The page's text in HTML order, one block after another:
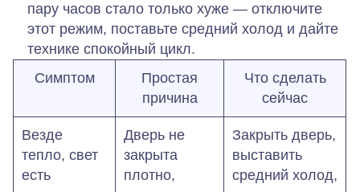
пару часов стало только хуже — отключите
этот режим, поставьте средний холод и дайте
технике спокойный цикл.
Симптом
Простая
причина
Что сделать
сейчас
Везде
тепло, свет
есть
Дверь не
закрыта
плотно,
Закрыть дверь,
выставить
средний холод,